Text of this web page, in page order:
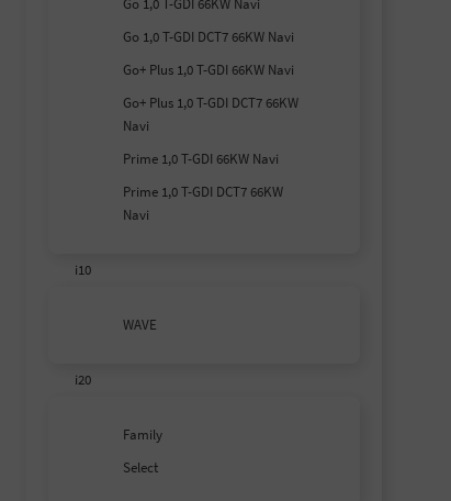
Go 1,0 T-GDI DCT7 66KW Navi
Go+ Plus 1,0 T-GDI 66KW Navi
Go+ Plus 1,0 T-GDI DCT7 66KW
Navi
Prime 1,0 T-GDI 66KW Navi
Prime 1,0 T-GDI DCT7 66KW
Navi
i10
WAVE
i20
Family
Select